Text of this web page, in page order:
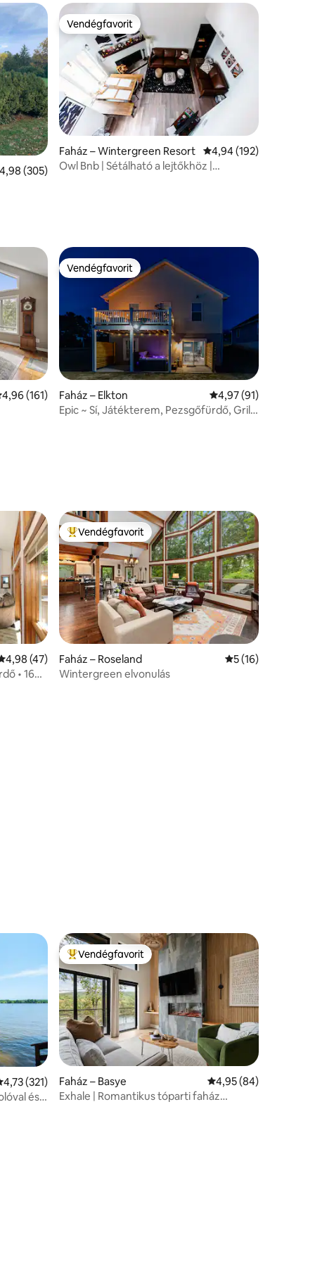
értékelés: 5/4,98, 305 vélemény
4,98 (305)
Vendégfavorit
Vendégfavorit
Faház – Wintergreen Resort Átlagos értékelés: 5/
4,94 (192)
Owl Bnb | Sétálható a lejtőkhöz |
értékelés: 5/4,96, 161 vélemény
4,96 (161)
Vendégfavorit
Vendégfavorit
Faház – Elkton Átlagos értékelés: 5/
4,97 (91)
Epic ~ Sí, Játékterem, Pezsgőfürdő, Grill,
értékelés: 5/4,98, 47 vélemény
4,98 (47)
• 16+
Kiemelt vendégfavorit
Vendégfavorit
Faház – Roseland Átlagos
5 (16)
Wintergreen elvonulás
értékelés: 5/4,73, 321 vélemény
4,73 (321)
és
Kiemelt vendégfavorit
Vendégfavorit
Faház – Basye Átlagos értékelés: 5/
4,95 (84)
Exhale | Romantikus tóparti faház